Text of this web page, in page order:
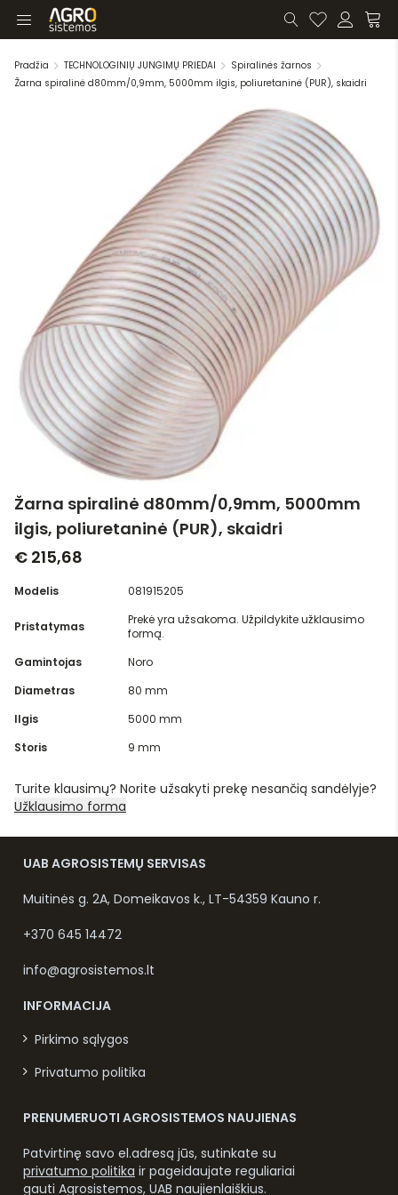
Pradžia TECHNOLOGINIŲ JUNGIMŲ PRIEDAI
Spiralinės žarnos
Žarna spiralinė d80mm/0,9mm, 5000mm ilgis, poliuretaninė (PUR), skaidri
Žarna spiralinė d80mm/0,9mm, 5000mm
ilgis, poliuretaninė (PUR), skaidri
€ 215,68
Modelis 081915205
Pristatymas
Prekė yra užsakoma. Užpildykite užklausimo
formą.
Gamintojas
Noro
Diametras
80 mm
Ilgis
5000 mm
Storis
9 mm
Turite klausimų? Norite užsakyti prekę nesančią sandėlyje?
Užklausimo forma
UAB AGROSISTEMŲ SERVISAS
Muitinės g. 2A, Domeikavos k., LT-54359 Kauno r.
+370 645 14472
info@agrosistemos.lt
INFORMACIJA
Pirkimo sąlygos
Privatumo politika
PRENUMERUOTI AGROSISTEMOS NAUJIENAS
Patvirtinę savo el.adresą jūs, sutinkate su
privatumo politika ir pageidaujate reguliariai
gauti Agrosistemos, UAB naujienlaiškius.